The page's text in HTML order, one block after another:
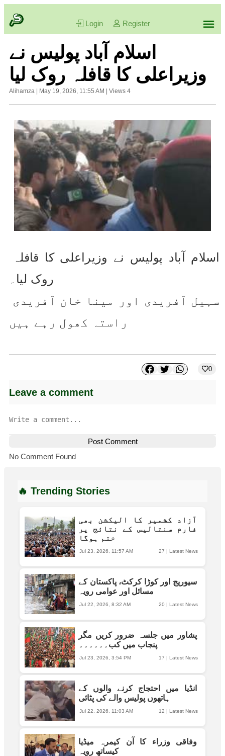
Login Register
اسلام آباد پولیس نے
وزیراعلی کا قافلہ روک لیا
Alihamza May 19, 2026, 11:55 AM Views 4
روک لیا۔
راستہ کھول رہے ہیں
0
Leave a comment
Post Comment
No Comment Found
🔥 Trending Stories
آزاد کشمیر کا الیکشن بھی
فارم سنتالیس کے نتائج پر
ختم ہوگا
27 | Latest News
Jul 23, 2026, 11:57 AM
سیوریج اور کوڑا کرکٹ، پاکستان کے
مسائل اور عوامی رویہ
20 | Latest News
Jul 22, 2026, 8:32 AM
پشاور میں جلسہ ضرور کریں مگر
پنجاب میں کب۔۔۔۔۔۔
17 | Latest News
Jul 23, 2026, 3:54 PM
انڈیا میں احتجاج کرنے والوں کے
ہاتھوں پولیس والے کی پٹائی
12 | Latest News
Jul 22, 2026, 11:03 AM
وفاقی وزراء کا آن کیمرہ میڈیا
کیساتھ رویہ